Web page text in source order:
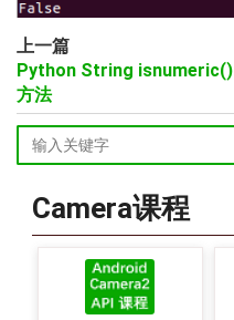
上一篇
Python String isnumeric()
方法
Camera课程